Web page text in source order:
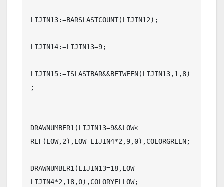
LIJIN13:=BARSLASTCOUNT(LIJIN12);
LIJIN14:=LIJIN13=9;
LIJIN15:=ISLASTBAR&&BETWEEN(LIJIN13,1,8)
;
DRAWNUMBER1(LIJIN13=9&&LOW<
REF(LOW,2),LOW-LIJIN4*2,9,0),COLORGREEN;
DRAWNUMBER1(LIJIN13=18,LOW-
LIJIN4*2,18,0),COLORYELLOW;